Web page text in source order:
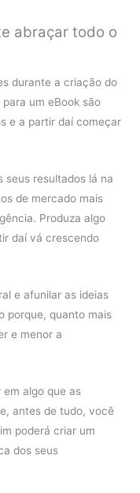
abraçar todo o
durante a criação do
um eBook são
e a partir daí começar
seus resultados lá na
de mercado mais
Produza algo
daí vá crescendo
e afunilar as ideias
porque, quanto mais
e menor a
algo que as
antes de tudo, você
poderá criar um
dos seus